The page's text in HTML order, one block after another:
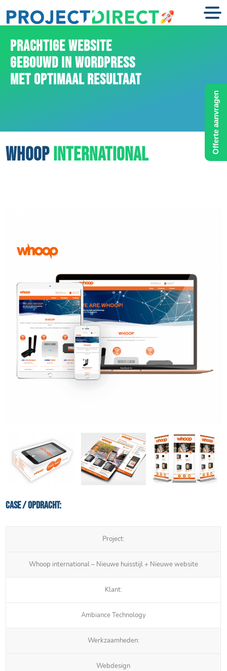
PRACHTIGE WEBSITE
GEBOUWD IN WORDPRESS
MET OPTIMAAL RESULTAAT
WHOOPINTERNATIONAL
Case / Opdracht:
Project:
Whoop international – Nieuwe huisstijl + Nieuwe website
Klant:
Ambiance Technology
Werkzaamheden:
Webdesign
Offerte aanvragen